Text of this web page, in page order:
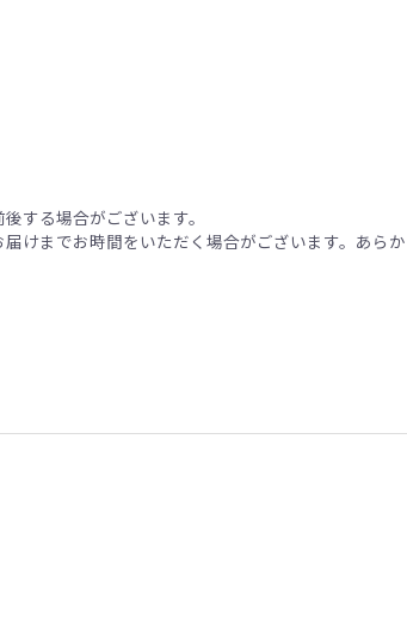
する場合がございます。
けまでお時間をいただく場合がございます。あら